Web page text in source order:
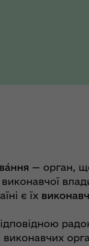
поводження з
— орган,
виконавчої
є їх
виконавчих